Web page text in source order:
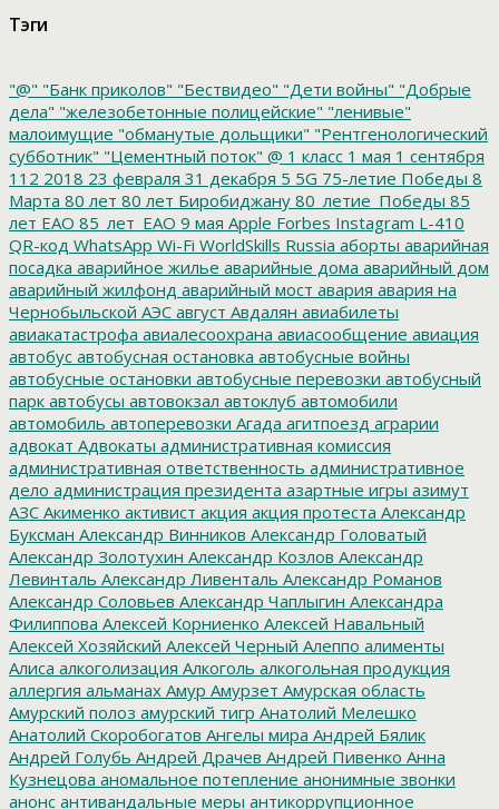
Тэги
"@" "Банк приколов" "Бествидео" "Дети войны" "Добрые
дела" "железобетонные полицейские" "ленивые"
малоимущие "обманутые дольщики" "Рентгенологический
субботник" "Цементный поток" @ 1 класс 1 мая 1 сентября
112 2018 23 февраля 31 декабря 5 5G 75-летие Победы 8
Марта 80 лет 80 лет Биробиджану 80_летие_Победы 85
лет ЕАО 85_лет_ЕАО 9 мая Apple Forbes Instagram L-410
QR-код WhatsApp Wi-Fi WorldSkills Russia аборты аварийная
посадка аварийное жилье аварийные дома аварийный дом
аварийный жилфонд аварийный мост авария авария на
Чернобыльской АЭС август Авдалян авиабилеты
авиакатастрофа авиалесоохрана авиасообщение авиация
автобус автобусная остановка автобусные войны
автобусные остановки автобусные перевозки автобусный
парк автобусы автовокзал автоклуб автомобили
автомобиль автоперевозки Агада агитпоезд аграрии
адвокат Адвокаты административная комиссия
административная ответственность административное
дело администрация президента азартные игры азимут
АЗС Акименко активист акция акция протеста Александр
Буксман Александр Винников Александр Головатый
Александр Золотухин Александр Козлов Александр
Левинталь Александр Ливенталь Александр Романов
Александр Соловьев Александр Чаплыгин Александра
Филиппова Алексей Корниенко Алексей Навальный
Алексей Хозяйский Алексей Черный Алеппо алименты
Алиса алкоголизация Алкоголь алкогольная продукция
аллергия альманах Амур Амурзет Амурская область
Амурский полоз амурский тигр Анатолий Мелешко
Анатолий Скоробогатов Ангелы мира Андрей Бялик
Андрей Голубь Андрей Драчев Андрей Пивенко Анна
Кузнецова аномальное потепление анонимные звонки
анонс антивандальные меры антикоррупционное